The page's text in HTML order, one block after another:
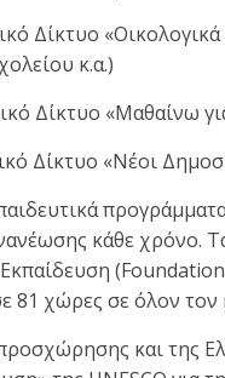
Δίκτυο
κ.α.)
Δίκτυο «Μαθαίνω
Δίκτυο «Νέοι
κάθε χρόνο.
81 χώρες σε όλον τον
και της